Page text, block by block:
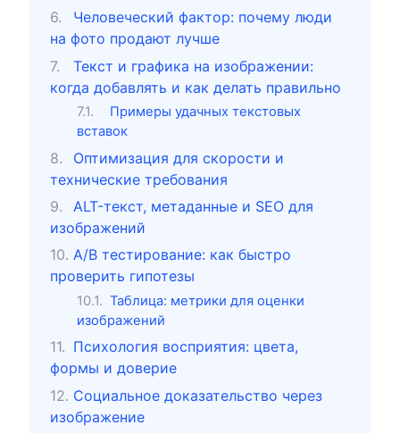
Человеческий фактор: почему люди
на фото продают лучше
Текст и графика на изображении:
когда добавлять и как делать правильно
Примеры удачных текстовых
вставок
Оптимизация для скорости и
технические требования
ALT-текст, метаданные и SEO для
изображений
A/B тестирование: как быстро
проверить гипотезы
Таблица: метрики для оценки
изображений
Психология восприятия: цвета,
формы и доверие
Социальное доказательство через
изображение